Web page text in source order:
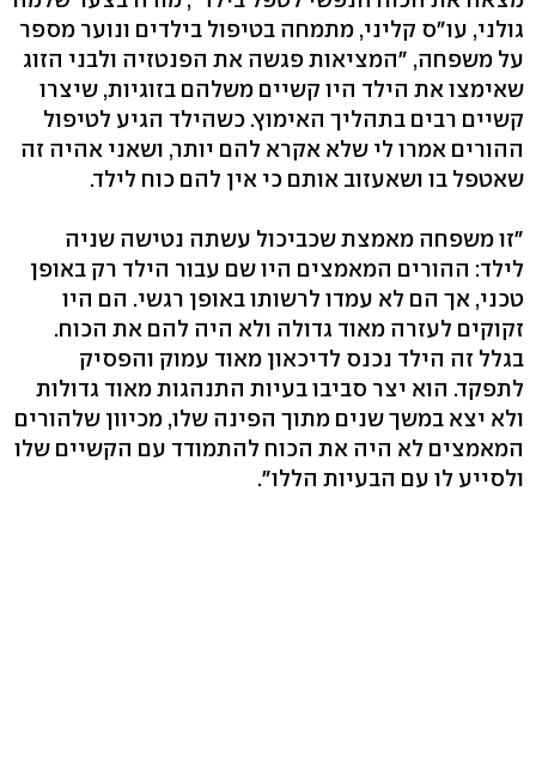
גולני, עו"ס קליני, מתמחה בטיפול בילדים ונוער מספר
על משפחה, "המציאות פגשה את הפנטזיה ולבני הזוג
שאימצו את הילד היו קשיים משלהם בזוגיות, שיצרו
קשיים רבים בתהליך האימוץ. כשהילד הגיע לטיפול
ההורים אמרו לי שלא אקרא להם יותר, ושאני אהיה זה
שאטפל בו ושאעזוב אותם כי אין להם כוח לילד.
"זו משפחה מאמצת שכביכול עשתה נטישה שניה
לילד: ההורים המאמצים היו שם עבור הילד רק באופן
טכני, אך הם לא עמדו לרשותו באופן רגשי. הם היו
זקוקים לעזרה מאוד גדולה ולא היה להם את הכוח.
בגלל זה הילד נכנס לדיכאון מאוד עמוק והפסיק
לתפקד. הוא יצר סביבו בעיות התנהגות מאוד גדולות
ולא יצא במשך שנים מתוך הפינה שלו, מכיוון שלהורים
המאמצים לא היה את הכוח להתמודד עם הקשיים שלו
ולסייע לו עם הבעיות הללו".